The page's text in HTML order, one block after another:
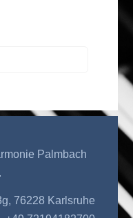
Palmbach
76228 Karlsruhe